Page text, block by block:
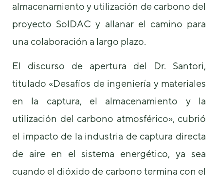
almacenamiento y utilización de carbono del
proyecto SolDAC y allanar el camino para
una colaboración a largo plazo.
El discurso de apertura del Dr. Santori,
titulado «Desafíos de ingeniería y materiales
en la captura, el almacenamiento y la
utilización del carbono atmosférico», cubrió
el impacto de la industria de captura directa
de aire en el sistema energético, ya sea
cuando el dióxido de carbono termina con el
Estadísticas
Para que
podamos
mejorar la
de la web, en
base a cómo
se usa la
web.
Experiencia
Para que
nuestra web
funcione lo
mejor posible